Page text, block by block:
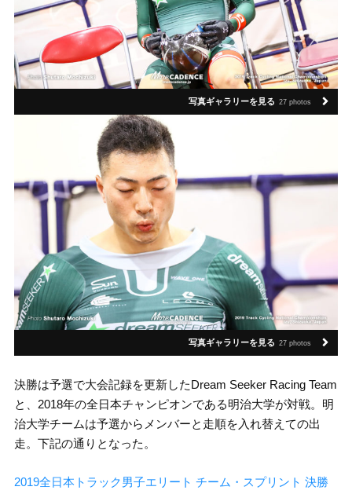
写真ギャラリーを見る 27 photos
写真ギャラリーを見る 27 photos
決勝は予選で大会記録を更新したDream Seeker Racing Team
と、2018年の全日本チャンピオンである明治大学が対戦。明
治大学チームは予選からメンバーと走順を入れ替えての出
走。下記の通りとなった。
2019全日本トラック男子エリート チーム・スプリント 決勝